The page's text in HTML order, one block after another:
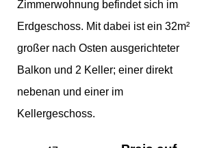
Zimmerwohnung befindet sich im
Erdgeschoss. Mit dabei ist ein 32m²
großer nach Osten ausgerichteter
Balkon und 2 Keller; einer direkt
nebenan und einer im
Kellergeschoss.